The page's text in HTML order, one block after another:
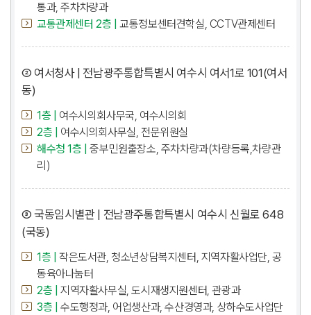
통과, 주차차량과
교통관제센터 2층 |
교통정보센터견학실, CCTV관제센터
② 여서청사 | 전남광주통합특별시 여수시 여서1로 101(여서
동)
1층 |
여수시의회사무국, 여수시의회
2층 |
여수시의회사무실, 전문위원실
해수청 1층 |
중부민원출장소, 주차차량과(차량등록,차량관
리)
③ 국동임시별관 | 전남광주통합특별시 여수시 신월로 648
(국동)
1층 |
작은도서관, 청소년상담복지센터, 지역자활사업단, 공
동육아나눔터
2층 |
지역자활사무실, 도시재생지원센터, 관광과
3층 |
수도행정과, 어업생산과, 수산경영과, 상하수도사업단